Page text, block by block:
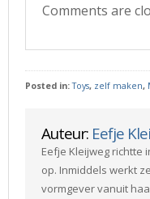
Comments are
Posted in:Toys, zelf maken,
Auteur: Eefje
Eefje Kleijweg richtte
op. Inmiddels werkt
vormgever vanuit